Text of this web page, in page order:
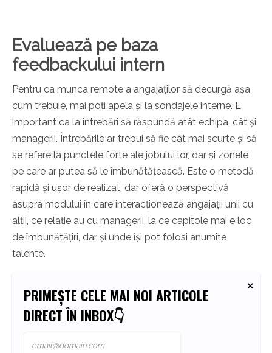
Evaluează pe baza
feedbackului intern
Pentru ca munca remote a angajaților să decurgă așa
cum trebuie, mai poți apela și la sondajele interne. E
important ca la întrebări să răspundă atât echipa, cât și
managerii. Întrebările ar trebui să fie cât mai scurte și să
se refere la punctele forte ale jobului lor, dar și zonele
pe care ar putea să le îmbunătățească. Este o metodă
rapidă și ușor de realizat, dar oferă o perspectivă
asupra modului în care interacționează angajații unii cu
alții, ce relație au cu managerii, la ce capitole mai e loc
de îmbunătățiri, dar și undeîși pot folosi anumite
talente.
PRIMEȘTE CELE MAI NOI ARTICOLE
DIRECT ÎN INBOX👇